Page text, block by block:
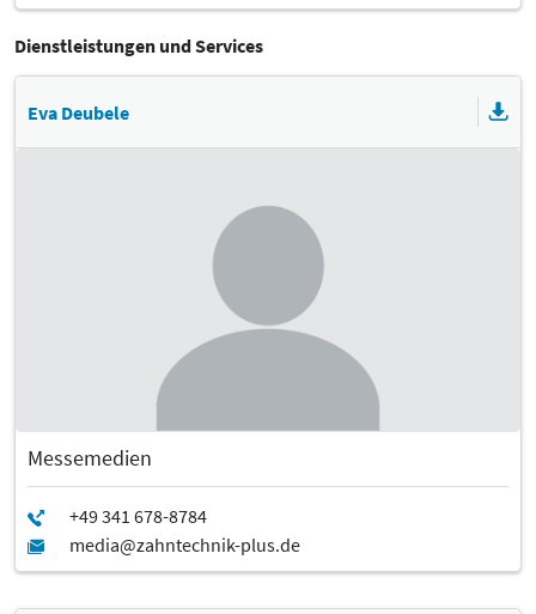
Dienstleistungen und Services
Eva Deubele
Messemedien